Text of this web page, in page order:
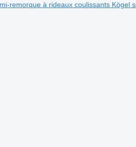
remorque à rideaux coulissants Kögel